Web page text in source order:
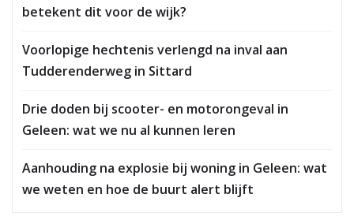
betekent dit voor de wijk?
Voorlopige hechtenis verlengd na inval aan
Tudderenderweg in Sittard
Drie doden bij scooter- en motorongeval in
Geleen: wat we nu al kunnen leren
Aanhouding na explosie bij woning in Geleen: wat
we weten en hoe de buurt alert blijft